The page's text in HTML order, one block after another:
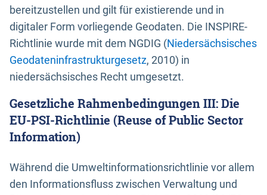
bereitzustellen und gilt für existierende und in
digitaler Form vorliegende Geodaten. Die INSPIRE-
Richtlinie wurde mit dem NGDIG (Niedersächsisches
Geodateninfrastrukturgesetz, 2010) in
niedersächsisches Recht umgesetzt.
Gesetzliche Rahmenbedingungen III: Die
EU-PSI-Richtlinie (Reuse of Public Sector
Information)
Während die Umweltinformationsrichtlinie vor allem
den Informationsfluss zwischen Verwaltung und